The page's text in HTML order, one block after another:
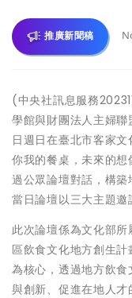
推廣新聞稿
(中央社訊息服務
學館與財團法人主婦聯
日週日在臺北市客家
你我的餐桌，未來的
過公眾論壇對話，構築
當日論壇以三大主題邀
此次論壇係為文化部所
區飲食文化地方創生計
為核心，透過地方飲
與創新、促進在地人